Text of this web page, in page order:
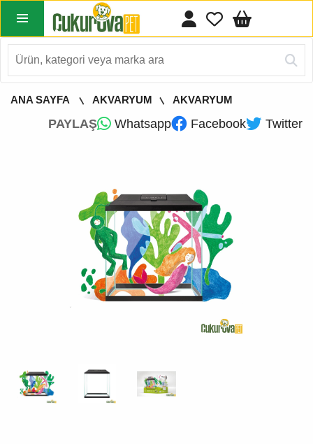
ANA SAYFA AKVARYUM AKVARYUM
PAYLAŞ Whatsapp Facebook Twitter